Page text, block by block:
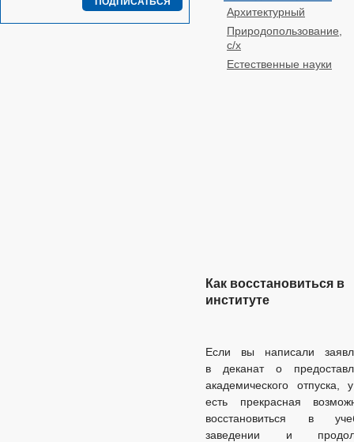
Архитектурный
Природопользование,
с/х
Естественные науки
Как восстановиться в
институте
Если вы написали
в деканат о
академического отпуска,
есть прекрасная
восстановиться в
заведении и